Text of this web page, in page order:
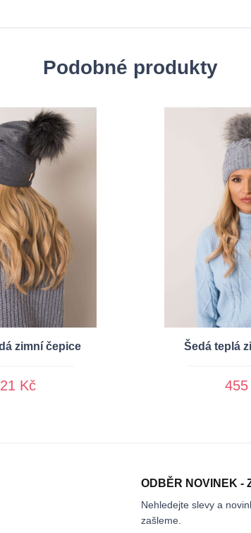
Podobné produkty
zimní čepice
Kč
Šedá teplá
ODBĚR NOVINEK -
Nehledejte slevy a
zašleme.